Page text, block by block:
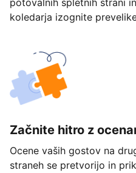
potovalnih spletnih strani
koledarja izognite
Začnite hitro z
Ocene vaših gostov na
straneh se pretvorijo in